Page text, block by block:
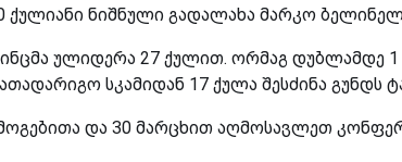
ქულიანი ნიშნული გადალახა მარკო
ულიდერა 27 ქულით. ორმაგ დუბლამდე
სკამიდან 17 ქულა შესძინა
და 30 მარცხით აღმოსავლეთ